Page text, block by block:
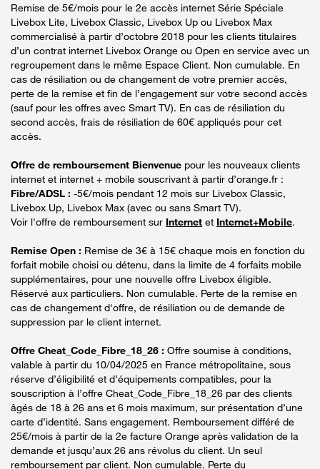
Remise de 5€/mois pour le 2e accès internet Série Spéciale
Livebox Lite, Livebox Classic, Livebox Up ou Livebox Max
commercialisé à partir d’octobre 2018 pour les clients titulaires
d’un contrat internet Livebox Orange ou Open en service avec un
regroupement dans le même Espace Client. Non cumulable. En
cas de résiliation ou de changement de votre premier accès,
perte de la remise et fin de l’engagement sur votre second accès
(sauf pour les offres avec Smart TV). En cas de résiliation du
second accès, frais de résiliation de 60€ appliqués pour cet
accès.
Offre de remboursement Bienvenue pour les nouveaux clients
internet et internet + mobile souscrivant à partir d’orange.fr :
Fibre/ADSL : -5€/mois pendant 12 mois sur Livebox Classic,
Livebox Up, Livebox Max (avec ou sans Smart TV).
Voir l'offre de remboursement sur Internet et Internet+Mobile.
Remise Open : Remise de 3€ à 15€ chaque mois en fonction du
forfait mobile choisi ou détenu, dans la limite de 4 forfaits mobile
supplémentaires, pour une nouvelle offre Livebox éligible.
Réservé aux particuliers. Non cumulable. Perte de la remise en
cas de changement d'offre, de résiliation ou de demande de
suppression par le client internet.
Offre Cheat_Code_Fibre_18_26 : Offre soumise à conditions,
valable à partir du 10/04/2025 en France métropolitaine, sous
réserve d’éligibilité et d’équipements compatibles, pour la
souscription à l’offre Cheat_Code_Fibre_18_26 par des clients
âgés de 18 à 26 ans et 6 mois maximum, sur présentation d’une
carte d’identité. Sans engagement. Remboursement différé de
25€/mois à partir de la 2e facture Orange après validation de la
demande et jusqu’aux 26 ans révolus du client. Un seul
remboursement par client. Non cumulable. Perte du